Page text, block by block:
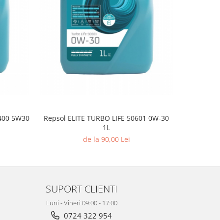
5W30
Repsol ELITE TURBO LIFE 50601 0W-30
1L
de la 90,00 Lei
SUPORT CLIENTI
Luni - Vineri 09:00 - 17:00
0724 322 954